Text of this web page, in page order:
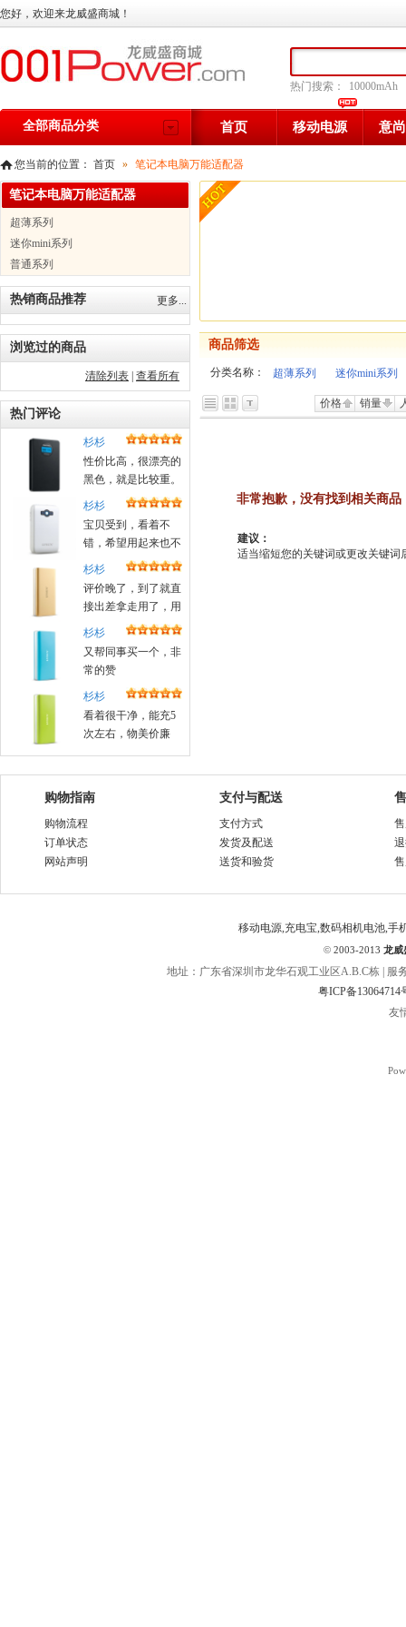
全部商品分类
您好，欢迎来龙威盛商城！
热门搜索： 10000mAh
首页 移动电源 意
您当前的位置： 首页 » 笔记本电脑万能适配器
商品筛选
分类名称： 超薄系列 迷你mini系列
价格 销量
非常抱歉，没有找到相关商品
建议：
适当缩短您的关键词或更改关键词
笔记本电脑万能适配器
超薄系列
迷你mini系列
普通系列
热销商品推荐 更多...
浏览过的商品
清除列表 查看所有
热门评论
杉杉
性价比高，很漂亮的
黑色，就是比较重。
杉杉
宝贝受到，看着不
错，希望用起来也不
错！昨天晚上定的，
杉杉
评价晚了，到了就直
接出差拿走用了，用
着很好，好评
杉杉
又帮同事买一个，非
常的赞
杉杉
看着很干净，能充5
次左右，物美价廉
购物指南
购物流程
订单状态
网站声明
支付与配送
支付方式
发货及配送
送货和验货
移动电源,充电宝,数码相机电池,手
© 2003-2013 龙威
地址：广东省深圳市龙华石观工业区A.B.C栋 | 服
粤ICP备13064714
友